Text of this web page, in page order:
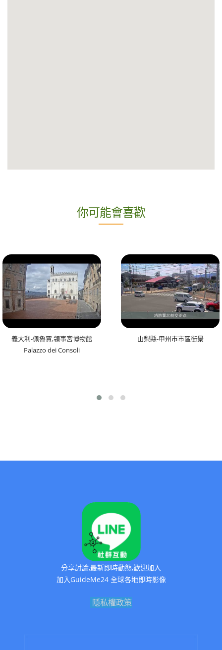
你可能會喜歡
義大利-佩魯賈,領事宮博物館
Palazzo dei Consoli
山梨縣-甲州市市區街景
分享討論,最新即時動態,歡迎加入
加入GuideMe24 全球各地即時影像
隱私權政策